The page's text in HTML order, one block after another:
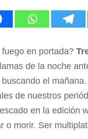
fuego en portada?
de la noche
el
de nuestros
en la edición
o morir. Ser